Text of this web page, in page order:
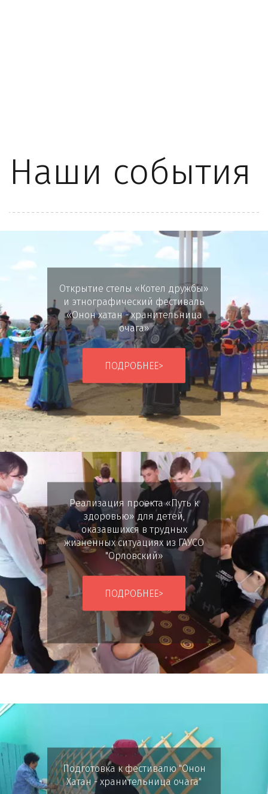
Наши события
Открытие стелы «Котел дружбы»
и этнографический фестиваль
«Онон хатан - хранительница
очага»
ПОДРОБНЕЕ>
Реализация проекта «Путь к
здоровью» для детей,
оказавшихся в трудных
жизненных ситуациях из ГАУСО
"Орловский»
ПОДРОБНЕЕ>
Подготовка к фестивалю "Онон
Хатан - хранительница очага"